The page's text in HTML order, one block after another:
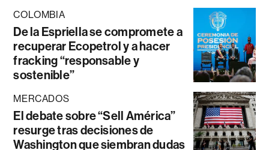
COLOMBIA
De la Espriella se compromete a
recuperar Ecopetrol y a hacer
fracking “responsable y
sostenible”
MERCADOS
El debate sobre “Sell América”
resurge tras decisiones de
Washington que siembran dudas